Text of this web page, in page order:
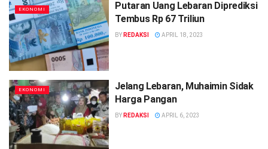
EKONOMI
Putaran Uang Lebaran Diprediksi
Tembus Rp 67 Triliun
BY REDAKSI APRIL 18, 2023
EKONOMI
Jelang Lebaran, Muhaimin Sidak
Harga Pangan
BY REDAKSI APRIL 6, 2023